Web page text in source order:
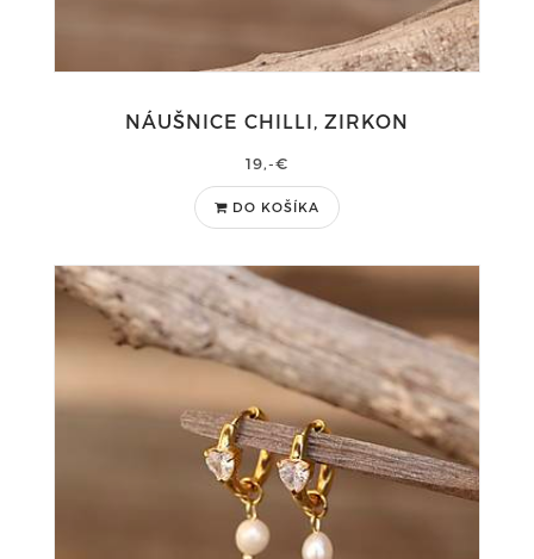
NÁUŠNICE CHILLI, ZIRKON
19,-€
DO KOŠÍKA